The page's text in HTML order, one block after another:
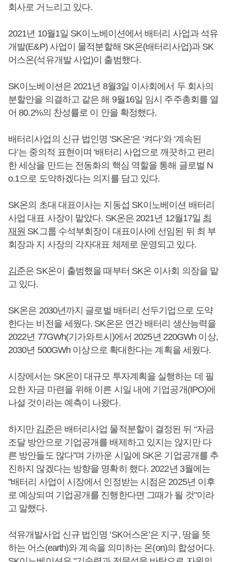
회사로 거느리고 있다.
2021년 10월1일 SK이노베이션에서 배터리 사업과 석유
개발(E&P) 사업이 물적분할해 SK온(배터리사업)과 SK
어스온(석유개발 사업)이 출범했다.
SK이노베이션은 2021년 8월3일 이사회에서 두 회사의
분할안을 의결하고 같은 해 9월16일 임시 주주총회를 열
어 80.2%의 찬성률로 이 안을 확정했다.
배터리사업의 신규 법인명 'SK온'은 ‘켜다’와 ‘계속된
다’는 중의적 표현이며 ‘배터리 사업으로 깨끗하고 편리
한 세상을 만드는 전동화의 핵심 역할을 통해 글로벌 N
o.1으로 도약하겠다는 의지를 담고 있다.
SK온의 초대 대표이사는 지동섭 SK이노베이션 배터리
사업 대표 사장이 맡았다. SK온은 2021년 12월17일 최
재원 SK그룹 수석부회장이 대표이사에 선임된 뒤 최 부
회장과 지 사장의 각자대표 체제로 운영되고 있다.
김준은 SK온이 출범했을 때부터 SK온 이사회 의장을 맡
고 있다.
SK온은 2030년까지 글로벌 배터리 선두기업으로 도약
한다는 비전을 세웠다. SK온은 연간 배터리 생산능력을
2022년 77GWh(기가와트시)에서 2025년 220GWh 이상,
2030년 500GWh 이상으로 확대한다는 계획을 세웠다.
시장에서는 SK온이 대규모 투자계획을 실행하는 데 필
요한 자금 마련을 위해 이른 시일 내에 기업공개(IPO)에
나설 것이라는 예측이 나왔다.
하지만 김준은 배터리사업 물적분할이 결정된 뒤 “자금
조달 방안으로 기업공개를 배제하고 있지는 않지만 다
른 방안들도 많다”며 가까운 시일에 SK온 기업공개를 추
진하지 않겠다는 방향을 명확히 했다. 2022년 3월에는
"배터리 사업이 시장에서 인정받는 시점은 2025년 이후
로 예상되며 기업공개를 진행한다면 그때가 될 것"이라
고 말했다.
석유개발사업 신규 법인명 ‘SK어스온’은 지구, 땅을 뜻
하는 어스(earth)와 계속을 의미하는 온(on)의 합성어다.